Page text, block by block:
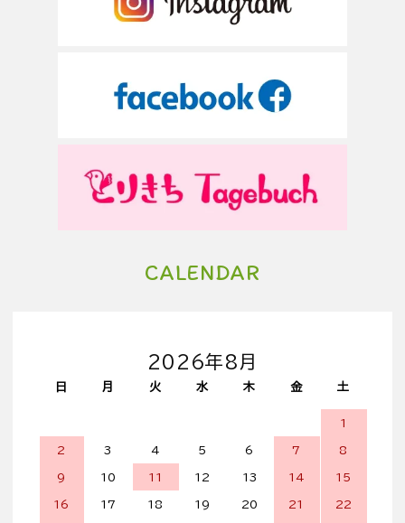
CALENDAR
2026年8月
日 月 火 水 木 金 土
1
2 3 4 5 6 7 8
9 10 11 12 13 14 15
16 17 18 19 20 21 22